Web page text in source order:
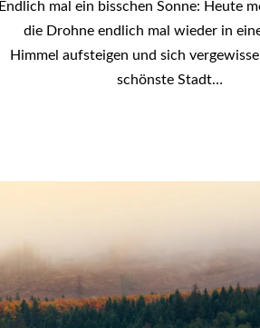
Endlich mal ein bisschen Sonne: Heute
die Drohne endlich mal wieder in
Himmel aufsteigen und sich
schönste Stadt…